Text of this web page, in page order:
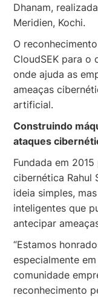
Dhanam,
Meridien, Kochi.
O
CloudSEK para o
onde ajuda as
ameaças
artificial.
Construindo
ataques
Fundada em
cibernética Rahul
ideia simples,
inteligentes que
antecipar
“Estamos
especialmente
comunidade
reconhecimento